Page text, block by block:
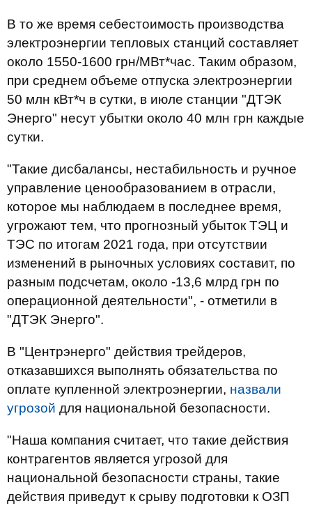
В то же время себестоимость производства
электроэнергии тепловых станций составляет
около 1550-1600 грн/МВт*час. Таким образом,
при среднем объеме отпуска электроэнергии
50 млн кВт*ч в сутки, в июле станции "ДТЭК
Энерго" несут убытки около 40 млн грн каждые
сутки.
"Такие дисбалансы, нестабильность и ручное
управление ценообразованием в отрасли,
которое мы наблюдаем в последнее время,
угрожают тем, что прогнозный убыток ТЭЦ и
ТЭС по итогам 2021 года, при отсутствии
изменений в рыночных условиях составит, по
разным подсчетам, около -13,6 млрд грн по
операционной деятельности", - отметили в
"ДТЭК Энерго".
В "Центрэнерго" действия трейдеров,
отказавшихся выполнять обязательства по
оплате купленной электроэнергии, назвали
угрозой для национальной безопасности.
"Наша компания считает, что такие действия
контрагентов является угрозой для
национальной безопасности страны, такие
действия приведут к срыву подготовки к ОЗП